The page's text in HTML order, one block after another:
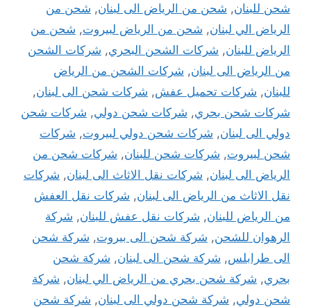
شحن للبنان, شحن من الرياض الى لبنان, شحن من
الرياض الي لبنان, شحن من الرياض لبيروت, شحن من
الرياض للبنان, شركات الشحن البحري, شركات الشحن
من الرياض الى لبنان, شركات الشحن من الرياض
للبنان, شركات تحميل عفش, شركات شحن الى لبنان,
شركات شحن بحري, شركات شحن دولي, شركات شحن
دولي الى لبنان, شركات شحن دولي لبيروت, شركات
شحن لبيروت, شركات شحن للبنان, شركات شحن من
الرياض الى لبنان, شركات نقل الاثاث الى لبنان, شركات
نقل الاثاث من الرياض الى لبنان, شركات نقل العفش
من الرياض للبنان, شركات نقل عفش للبنان, شركة
الرهوان للشحن, شركة شحن الى بيروت, شركة شحن
الى طرابلس, شركة شحن الى لبنان, شركة شحن
بحري, شركة شحن بحري من الرياض الي لبنان, شركة
شحن دولي, شركة شحن دولي الى لبنان, شركة شحن